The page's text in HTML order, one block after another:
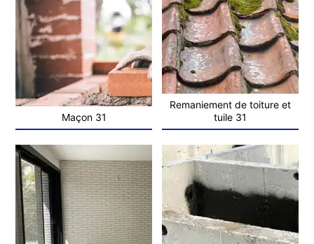
Maçon 31
Remaniement de toiture et
tuile 31